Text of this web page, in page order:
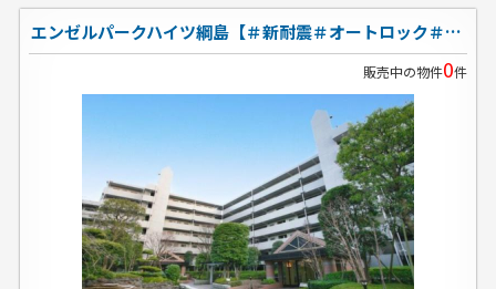
エンゼルパークハイツ綱島【＃新耐震＃オートロック＃眺望◎】
販売中の物件0件